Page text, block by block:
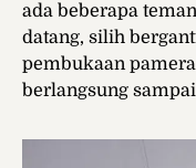
ada beberapa
datang, silih
pembukaan
berlangsung